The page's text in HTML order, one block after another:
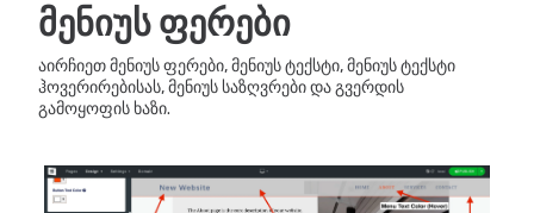
მენიუს ფერები
აირჩიეთ მენიუს ფერები, მენიუს ტექსტი, მენიუს ტექსტი
ჰოვერირებისას, მენიუს საზღვრები და გვერდის
გამოყოფის ხაზი.